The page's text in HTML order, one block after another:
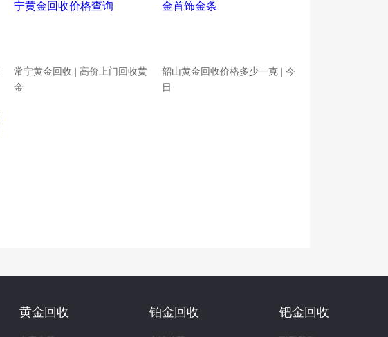
常宁黄金回收 | 高价上门回收黄
金
韶山黄金回收价格多少一克 | 今
日
黄金回收 铂金回收 钯金回收